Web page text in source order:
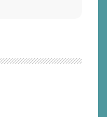
te verlagen
heeft zo’n